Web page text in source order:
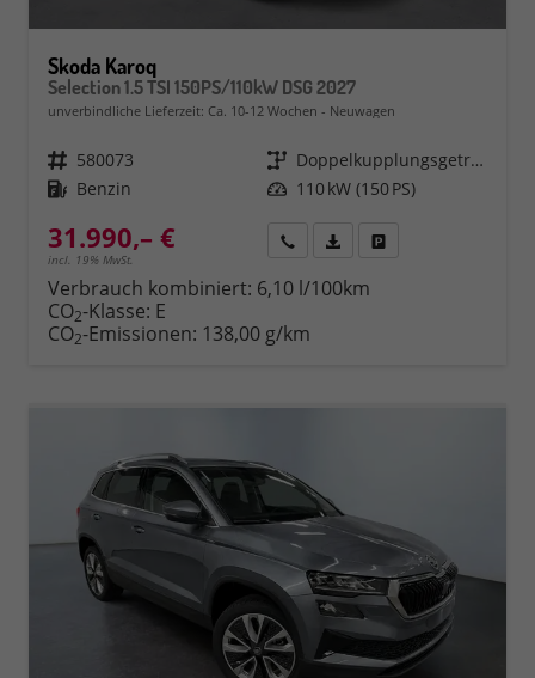
Skoda Karoq
Selection 1.5 TSI 150PS/110kW DSG 2027
unverbindliche Lieferzeit: Ca. 10-12 Wochen Neuwagen
Fahrzeugnr. 580073 Getriebe
Doppelkupplungsgetriebe (DSG)
Kraftstoff Benzin Leistung 110 kW (150 PS)
31.990,– €
incl. 19% MwSt.
Rückruf PDF-Datei, Fahrzeugexposé
Verbrauch kombiniert: 6,10 l/100km
CO2-Klasse: E
CO2-Emissionen: 138,00 g/km